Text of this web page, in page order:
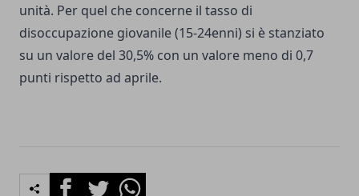
unità. Per quel che concerne il tasso di
disoccupazione giovanile (15-24enni) si è stanziato
su un valore del 30,5% con un valore meno di 0,7
punti rispetto ad aprile.
FacebookTwitterWhatsapp